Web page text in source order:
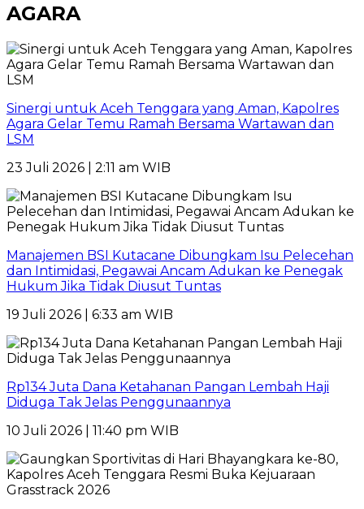
AGARA
Sinergi untuk Aceh Tenggara yang Aman, Kapolres
Agara Gelar Temu Ramah Bersama Wartawan dan
LSM
23 Juli 2026 | 2:11 am WIB
Manajemen BSI Kutacane Dibungkam Isu Pelecehan
dan Intimidasi, Pegawai Ancam Adukan ke Penegak
Hukum Jika Tidak Diusut Tuntas
19 Juli 2026 | 6:33 am WIB
Rp134 Juta Dana Ketahanan Pangan Lembah Haji
Diduga Tak Jelas Penggunaannya
10 Juli 2026 | 11:40 pm WIB